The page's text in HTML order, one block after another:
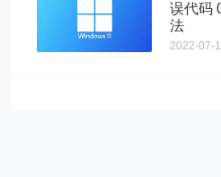
误代码
法
2022-07-